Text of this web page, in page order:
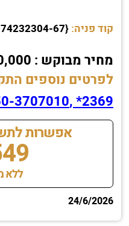
קוד פניה:{00-74232304-67}
מחיר מבוקש : ₪140,000 גמיש לרציניים
לפרטים נוספים
2369* ,050-3707010
אפשרות
ללא
24/6/2026